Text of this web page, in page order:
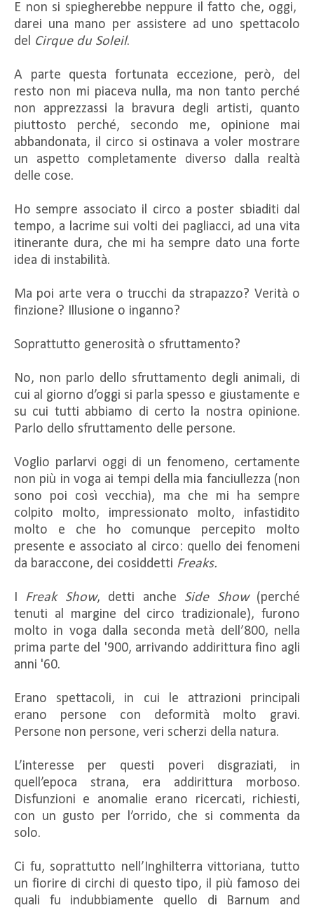
E non si spiegherebbe neppure il fatto che, oggi,
darei una mano per assistere ad uno spettacolo
del Cirque du Soleil.
A parte questa fortunata eccezione, però, del
resto non mi piaceva nulla, ma non tanto perché
non apprezzassi la bravura degli artisti, quanto
piuttosto perché, secondo me, opinione mai
abbandonata, il circo si ostinava a voler mostrare
un aspetto completamente diverso dalla realtà
delle cose.
Ho sempre associato il circo a poster sbiaditi dal
tempo, a lacrime sui volti dei pagliacci, ad una vita
itinerante dura, che mi ha sempre dato una forte
idea di instabilità.
Ma poi arte vera o trucchi da strapazzo? Verità o
finzione? Illusione o inganno?
Soprattutto generosità o sfruttamento?
No, non parlo dello sfruttamento degli animali, di
cui al giorno d’oggi si parla spesso e giustamente e
su cui tutti abbiamo di certo la nostra opinione.
Parlo dello sfruttamento delle persone.
Voglio parlarvi oggi di un fenomeno, certamente
non più in voga ai tempi della mia fanciullezza (non
sono poi così vecchia), ma che mi ha sempre
colpito molto, impressionato molto, infastidito
molto e che ho comunque percepito molto
presente e associato al circo: quello dei fenomeni
da baraccone, dei cosiddetti Freaks.
I Freak Show, detti anche Side Show(perché
tenuti al margine del circo tradizionale), furono
molto in voga dalla seconda metà dell’800, nella
prima parte del '900, arrivando addirittura fino agli
anni '60.
Erano spettacoli, in cui le attrazioni principali
erano persone con deformità molto gravi.
Persone non persone, veri scherzi della natura.
L’interesse per questi poveri disgraziati, in
quell’epoca strana, era addirittura morboso.
Disfunzioni e anomalie erano ricercati, richiesti,
con un gusto per l’orrido, che si commenta da
solo.
Ci fu, soprattutto nell’Inghilterra vittoriana, tutto
un fiorire di circhi di questo tipo, il più famoso dei
quali fu indubbiamente quello di Barnum and